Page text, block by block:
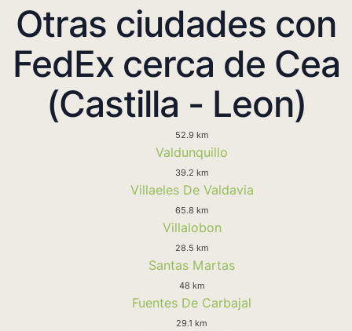
Otras ciudades con
FedEx cerca de Cea
(Castilla - Leon)
52.9 km
Valdunquillo
39.2 km
Villaeles De Valdavia
65.8 km
Villalobon
28.5 km
Santas Martas
48 km
Fuentes De Carbajal
29.1 km